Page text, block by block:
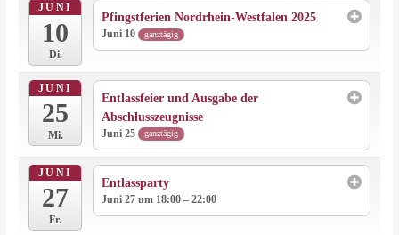
JUNI
10
Di.
Pfingstferien Nordrhein-Westfalen 2025
Juni 10 ganztägig
JUNI
25
Mi.
Entlassfeier und Ausgabe der
Abschlusszeugnisse
Juni 25 ganztägig
JUNI
27
Fr.
Entlassparty
Juni 27 um 18:00 – 22:00